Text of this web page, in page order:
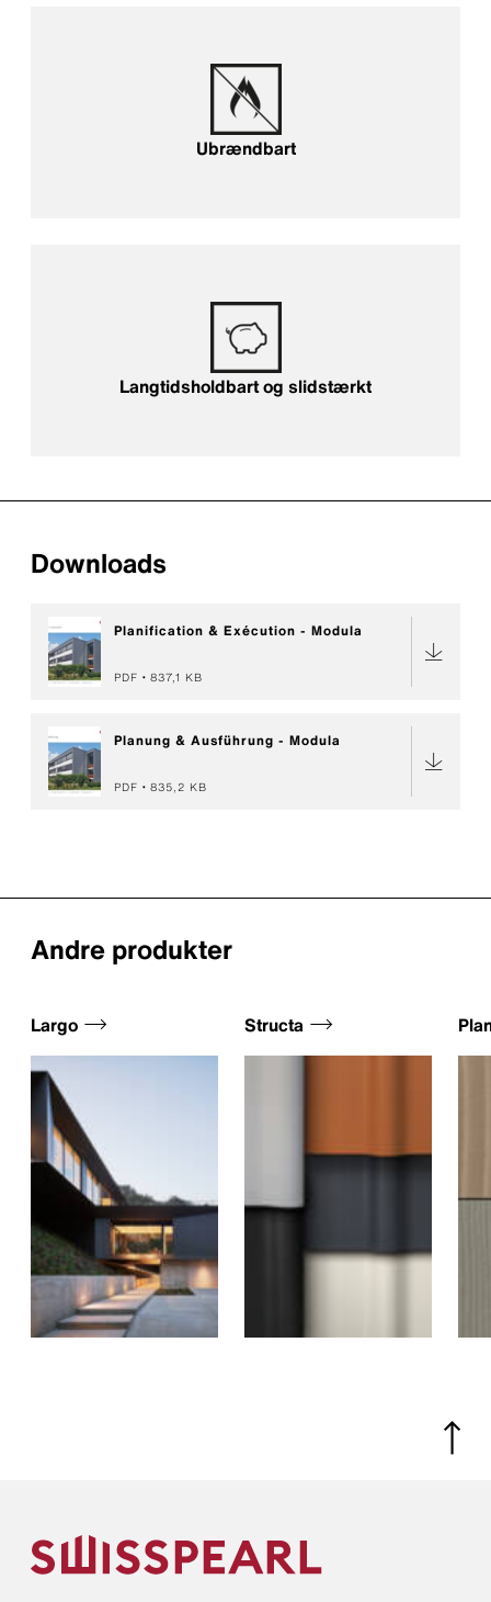
Ubrændbart
Langtidsholdbart og slidstærkt
Downloads
Planification & Exécution - Modula
PDF 837,1 KB
Planung & Ausführung - Modula
PDF 835,2 KB
Andre produkter
Largo Structa